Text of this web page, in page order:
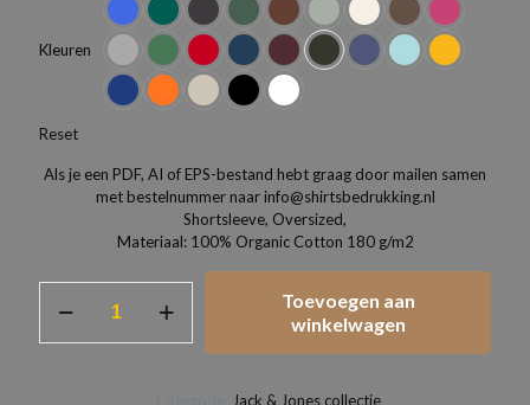
Kleuren
Reset
Als je een PDF, AI of EPS-bestand hebt graag door mailen samen
met bestelnummer naar info@shirtsbedrukking.nl
Shortsleeve, Oversized,
Materiaal: 100% Organic Cotton 180 g/m2
Shirt
Toevoegen aan
winkelwagen
Jack & Jones collectie